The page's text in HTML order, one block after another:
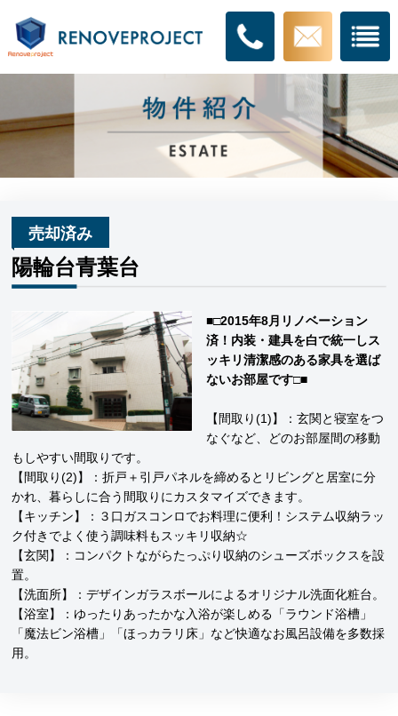
売却済み
陽輪台青葉台
■□2015年8月リノベーション
済！内装・建具を白で統一しス
ッキリ清潔感のある家具を選ば
ないお部屋です□■
【間取り(1)】：玄関と寝室をつ
なぐなど、どのお部屋間の移動
もしやすい間取りです。
【間取り(2)】：折戸＋引戸パネルを締めるとリビングと居室に分
かれ、暮らしに合う間取りにカスタマイズできます。
【キッチン】：３口ガスコンロでお料理に便利！システム収納ラッ
ク付きでよく使う調味料もスッキリ収納☆
【玄関】：コンパクトながらたっぷり収納のシューズボックスを設
置。
【洗面所】：デザインガラスボールによるオリジナル洗面化粧台。
【浴室】：ゆったりあったかな入浴が楽しめる「ラウンド浴槽」
「魔法ビン浴槽」「ほっカラリ床」など快適なお風呂設備を多数採
用。